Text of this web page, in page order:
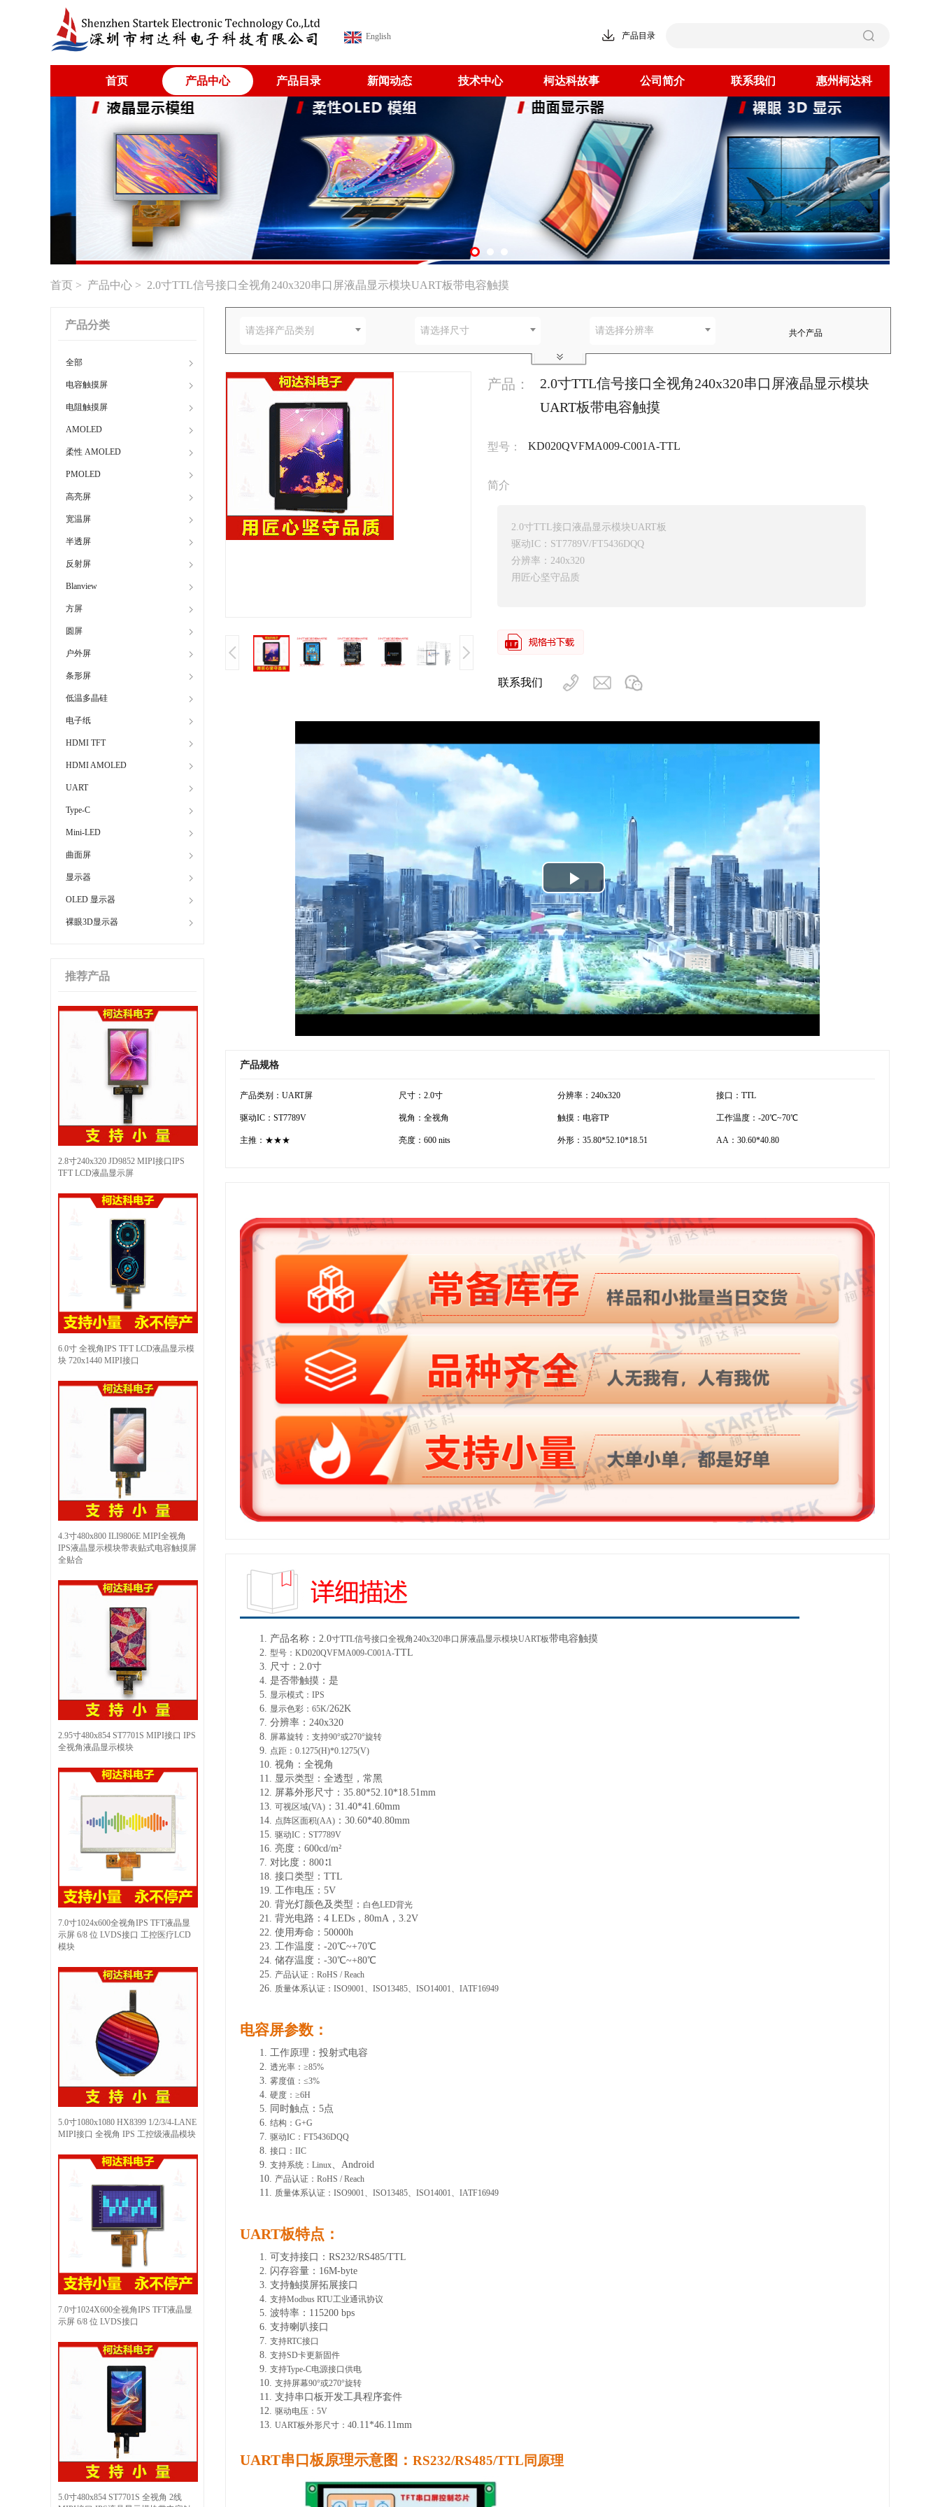
English 产品目录
首页 产品中心 产品目录 新闻动态 技术中心 柯达科故事 公司简介 联系我们 惠州柯达科
首页 > 产品中心 > 2.0寸TTL信号接口全视角240x320串口屏液晶显示模块UART板带电容触摸
产品分类
全部
电容触摸屏
电阻触摸屏
AMOLED
柔性 AMOLED
PMOLED
高亮屏
宽温屏
半透屏
反射屏
Blanview
方屏
圆屏
户外屏
条形屏
低温多晶硅
电子纸
HDMI TFT
HDMI AMOLED
UART
Type-C
Mini-LED
曲面屏
显示器
OLED 显示器
裸眼3D显示器
推荐产品
2.8寸240x320 JD9852 MIPI接口IPS
TFT LCD液晶显示屏
6.0寸 全视角IPS TFT LCD液晶显示模
块 720x1440 MIPI接口
4.3寸480x800 ILI9806E MIPI全视角
IPS液晶显示模块带表贴式电容触摸屏
全贴合
2.95寸480x854 ST7701S MIPI接口 IPS
全视角液晶显示模块
7.0寸1024x600全视角IPS TFT液晶显
示屏 6/8 位 LVDS接口 工控医疗LCD
模块
5.0寸1080x1080 HX8399 1/2/3/4-LANE
MIPI接口 全视角 IPS 工控级液晶模块
7.0寸1024X600全视角IPS TFT液晶显
示屏 6/8 位 LVDS接口
5.0寸480x854 ST7701S 全视角 2线
请选择产品类别 请选择尺寸 请选择分辨率 共个产品
产品：
2.0寸TTL信号接口全视角240x320串口屏液晶显示模块
UART板带电容触摸
型号： KD020QVFMA009-C001A-TTL
简介
2.0寸TTL接口液晶显示模块UART板
驱动IC：ST7789V/FT5436DQQ
分辨率：240x320
用匠心坚守品质
联系我们
Play
Video
产品规格
产品类别：UART屏 尺寸：2.0寸 分辨率：240x320 接口：TTL
驱动IC：ST7789V 视角：全视角 触摸：电容TP 工作温度：-20℃~70℃
主推：★★★ 亮度：600 nits 外形：35.80*52.10*18.51 AA：30.60*40.80
1. 产品名称： 2.0寸TTL信号接口全视角240x320串口屏液晶显示模块UART板带电容触摸
2. 型号： KD020QVFMA009-C001A-TTL
3.
尺寸： 2.0寸
4. 是否带触摸： 是
5.
显示模式： IPS
6. 显示色彩： 65K/262K
7. 分辨率 ： 240x320
8.
屏幕旋转：支持90°或270°旋转
9. 点距： 0.1275(H)*0.1275(V)
10. 视角：全视角
11. 显示类型：全透型，常黑
12.
屏幕外形尺寸 ： 35.80*52.10*18.51 mm
13. 可视区域(VA) ： 31.40*41.60mm
14.
点阵区面积(AA) ： 30.60*40.80mm
15. 驱动IC ： ST7789V
16. 亮度： 600cd/m²
7. 对比度： 800∶1
18. 接口类型 ： TTL
19. 工作电压： 5V
20. 背光灯颜色及类型 ： 白色LED背光
21. 背光电路 ： 4 LEDs ， 80mA ， 3.2V
22. 使用寿命： 50000h
23. 工作温度 ： -20℃~+70℃
24. 储存温度 ： -30℃~+80℃
25.
产品认证： RoHS / Reach
26. 质量体系认证： ISO9001、ISO13485、ISO14001、IATF16949
电容屏参数：
1. 工作原理：投射式电容
2. 透光率： ≥85%
3. 雾度值： ≤3%
4. 硬度： ≥6H
5. 同时触点： 5点
6. 结构： G+G
7. 驱动IC：FT5436DQQ
8. 接口： IIC
9. 支持系统： Linux
Android
10.
产品认证： RoHS / Reach
11. 质量体系认证： ISO9001、ISO13485、ISO14001、IATF16949
UART板特点：
1. 可支持接口 ： RS232/RS485/TTL
2. 闪存容量 ： 16M-byte
3. 支持触摸屏拓展接口
4. 支持Modbus RTU工业通讯协议
5. 波特率 ： 115200 bps
6. 支持喇叭接口
7. 支持RTC接口
8. 支持SD卡更新固件
9. 支持Type-C电源接口供电
10. 支持屏幕90°或270°旋转
11. 支持串口板开发工具程序套件
12. 驱动电压： 5V
13. UART板外形尺寸： 40 .11*46.11 mm
UART串口板原理示意图： RS232/RS485/TTL同原理